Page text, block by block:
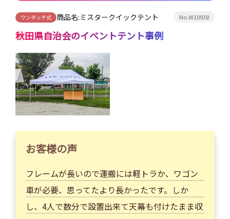
ワンタッチ式 商品名:ミスタークイックテント No.W10938
秋田県自治会のイベントテント事例
お客様の声
フレームが長いので運搬には軽トラか、ワゴン
車が必要、思ってたより長かったです。しか
し、4人で数分で設置出来て天幕も付けたまま収